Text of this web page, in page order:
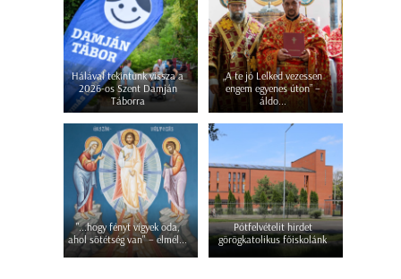
Hálával tekintünk vissza a
2026-os Szent Damján
Táborra
„A te jó Lelked vezessen
engem egyenes úton” –
áldo...
"...hogy fényt vigyek oda,
ahol sötétség van" – elmél...
Pótfelvételit hirdet
görögkatolikus főiskolánk